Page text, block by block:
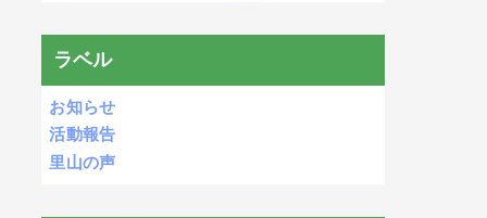
ラベル
お知らせ
活動報告
里山の声